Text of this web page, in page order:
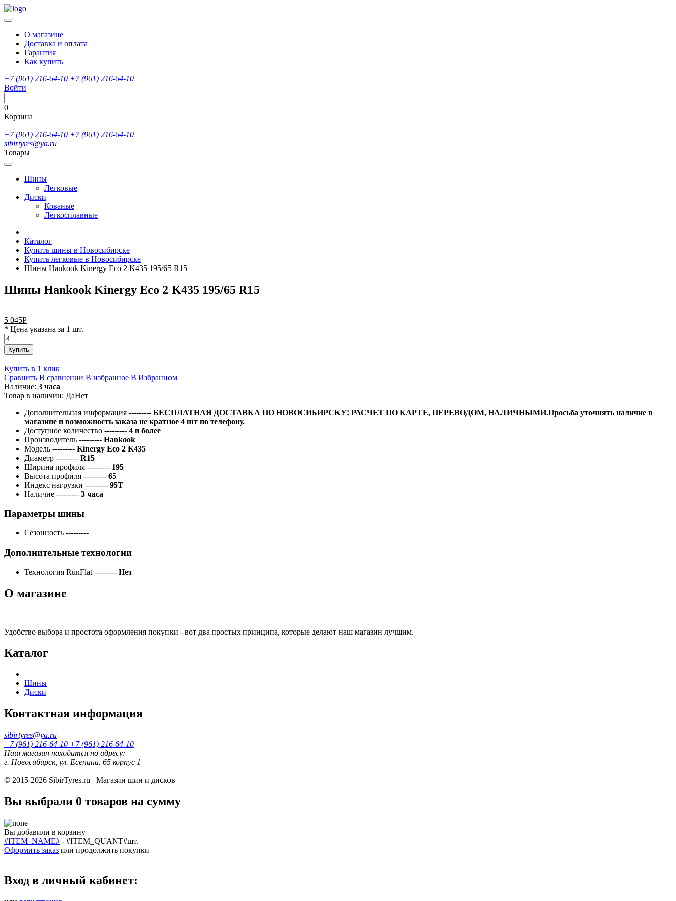
О магазине
Доставка и оплата
Гарантия
Как купить
+7 (961) 216-64-10 +7 (961) 216-64-10
Войти
0
Корзина
+7 (961) 216-64-10 +7 (961) 216-64-10
sibirtyres@ya.ru
Товары
Шины
Легковые
Диски
Кованые
Легкосплавные
Каталог
Купить шины в Новосибирске
Купить легковые в Новосибирске
Шины Hankook Kinergy Eco 2 K435 195/65 R15
Шины Hankook Kinergy Eco 2 K435 195/65 R15
5 045Р
* Цена указана за 1 шт.
Купить
Купить в 1 клик
Сравнить В сравнении В избранное В Избранном
Наличие: 3 часа
Товар в наличии: ДаНет
Дополнительная информация --------- БЕСПЛАТНАЯ ДОСТАВКА ПО НОВОСИБИРСКУ! РАСЧЕТ ПО КАРТЕ, ПЕРЕВОДОМ, НАЛИЧНЫМИ.Просьба уточнять наличие в
магазине и возможность заказа не кратное 4 шт по телефону.
Доступное количество --------- 4 и более
Производитель --------- Hankook
Модель --------- Kinergy Eco 2 K435
Диаметр --------- R15
Ширина профиля --------- 195
Высота профиля --------- 65
Индекс нагрузки --------- 95T
Наличие --------- 3 часа
Параметры шины
Сезонность ---------
Дополнительные технологии
Технология RunFlat --------- Нет
О магазине
Удобство выбора и простота оформления покупки - вот два простых принципа, которые делают наш магазин лучшим.
Каталог
Шины
Диски
Контактная информация
sibirtyres@ya.ru
+7 (961) 216-64-10 +7 (961) 216-64-10
Наш магазин находится по адресу:
г. Новосибирск, ул. Есенина, 65 корпус 1
© 2015-2026 SibirTyres.ru Магазин шин и дисков
Вы выбрали 0 товаров на сумму
Вы добавили в корзину
#ITEM_NAME# - #ITEM_QUANT#шт.
Оформить заказ или продолжить покупки
Вход в личный кабинет: